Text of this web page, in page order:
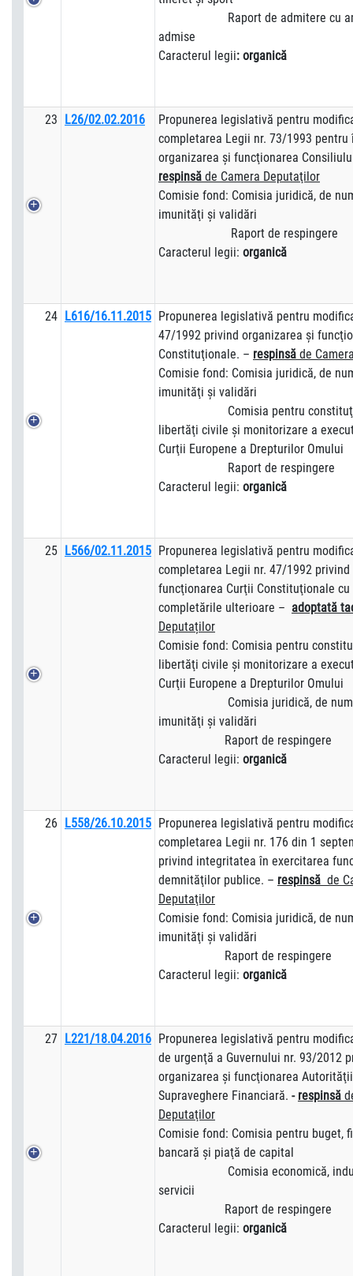
Raport de admitere cu
admise
Caracterul legii: organică
23 L26/02.02.2016
Propunerea legislativă pentru
completarea Legii nr. 73/1993 pentru
organizarea şi funcţionarea
respinsă de Camera Deputaţilor
Comisie fond: Comisia juridică, de
imunităţi şi validări
Raport de respingere
Caracterul legii: organică
24 L616/16.11.2015 Propunerea legislativă pentru
47/1992 privind organizarea şi
Constituţionale. – respinsă de
Comisie fond: Comisia juridică, de
imunităţi şi validări
Comisia pentru
libertăţi civile şi monitorizare a
Curţii Europene a Drepturilor Omului
Raport de respingere
Caracterul legii: organică
25 L566/02.11.2015 Propunerea legislativă pentru
completarea Legii nr. 47/1992
funcţionarea Curţii Constituţionale
completările ulterioare – adoptată
Deputaților
Comisie fond: Comisia pentru
libertăţi civile şi monitorizare a
Curţii Europene a Drepturilor Omului
Comisia juridică, de
imunităţi şi validări
Raport de respingere
Caracterul legii: organică
26 L558/26.10.2015 Propunerea legislativă pentru
completarea Legii nr. 176 din 1
privind integritatea în exercitarea
demnităţilor publice. – respinsă de
Deputaţilor
Comisie fond: Comisia juridică, de
imunităţi şi validări
Raport de respingere
Caracterul legii: organică
27 L221/18.04.2016 Propunerea legislativă pentru
de urgenţă a Guvernului nr. 93/2012
organizarea şi funcţionarea
Supraveghere Financiară. - respinsă
Deputaţilor
Comisie fond: Comisia pentru buget,
bancară şi piaţă de capital
Comisia economică,
servicii
Raport de respingere
Caracterul legii: organică